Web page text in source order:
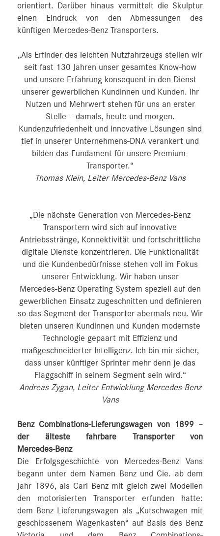
orientiert. Darüber hinaus vermittelt die Skulptur
einen Eindruck von den Abmessungen des
künftigen Mercedes‑Benz Transporters.
„Als Erfinder des leichten Nutzfahrzeugs stellen wir
seit fast 130 Jahren unser gesamtes Know-how
und unsere Erfahrung konsequent in den Dienst
unserer gewerblichen Kundinnen und Kunden. Ihr
Nutzen und Mehrwert stehen für uns an erster
Stelle – damals, heute und morgen.
Kundenzufriedenheit und innovative Lösungen sind
tief in unserer Unternehmens-DNA verankert und
bilden das Fundament für unsere Premium-
Transporter.“
Thomas Klein, Leiter Mercedes-Benz Vans
„Die nächste Generation von Mercedes‑Benz
Transportern wird sich auf innovative
Antriebsstränge, Konnektivität und fortschrittliche
digitale Dienste konzentrieren. Die Funktionalität
und die Kundenbedürfnisse stehen voll im Fokus
unserer Entwicklung. Wir haben unser
Mercedes‑Benz Operating System speziell auf den
gewerblichen Einsatz zugeschnitten und definieren
so das Segment der Transporter abermals neu. Wir
bieten unseren Kundinnen und Kunden modernste
Technologie gepaart mit Effizienz und
maßgeschneiderter Intelligenz. Ich bin mir sicher,
dass unser künftiger Sprinter mehr denn je das
Flaggschiff in seinem Segment sein wird.“
Andreas Zygan, Leiter Entwicklung Mercedes-Benz
Vans
Benz Combinations-Lieferungswagen von 1899 –
der älteste fahrbare Transporter von
Mercedes‑Benz
Die Erfolgsgeschichte von Mercedes-Benz Vans
begann unter dem Namen Benz und Cie. ab dem
Jahr 1896, als Carl Benz mit gleich zwei Modellen
den motorisierten Transporter erfunden hatte:
dem Benz Lieferungswagen als „Kutschwagen mit
geschlossenem Wagenkasten“ auf Basis des Benz